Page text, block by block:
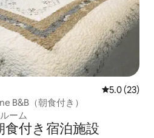
レビュー23
5.0 (23)
B&B（朝食付き）
ーム
食付き宿泊施設